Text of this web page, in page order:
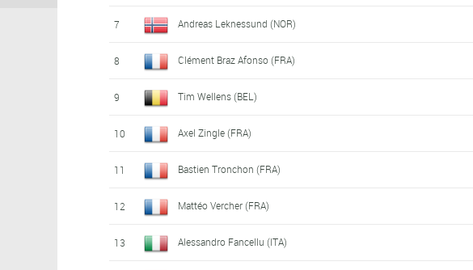
7 Andreas Leknessund (NOR)
8 Clément Braz Afonso (FRA)
9 Tim Wellens (BEL)
10 Axel Zingle (FRA)
11 Bastien Tronchon (FRA)
12 Mattéo Vercher (FRA)
13 Alessandro Fancellu (ITA)